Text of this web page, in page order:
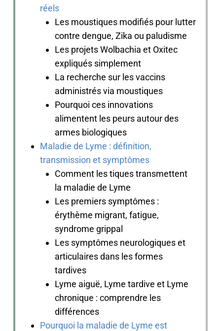
réels
Les moustiques modifiés pour lutter
contre dengue, Zika ou paludisme
Les projets Wolbachia et Oxitec
expliqués simplement
La recherche sur les vaccins
administrés via moustiques
Pourquoi ces innovations
alimentent les peurs autour des
armes biologiques
Maladie de Lyme : définition,
transmission et symptômes
Comment les tiques transmettent
la maladie de Lyme
Les premiers symptômes :
érythème migrant, fatigue,
syndrome grippal
Les symptômes neurologiques et
articulaires dans les formes
tardives
Lyme aiguë, Lyme tardive et Lyme
chronique : comprendre les
différences
Pourquoi la maladie de Lyme est